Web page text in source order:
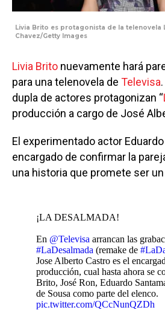
Livia Brito es protagonista de la telenovela
Chavez/Getty Images
Livia Brito nuevamente hará
para una telenovela de Televisa
dupla de actores protagonizan “
producción a cargo de José
El experimentado actor
encargado de confirmar la
una historia que promete ser
¡LA DESALMADA!
En @Televisa arrancan las
#LaDesalmada (remake de
Jose Alberto Castro es el
producción, cual hasta ahora se
Brito, José Ron, Eduardo
de Sousa como parte del elenco.
pic.twitter.com/QCcNunQZDh